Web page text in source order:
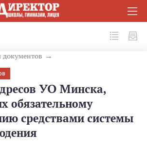
УО Минска,
обязательному
средствами системы